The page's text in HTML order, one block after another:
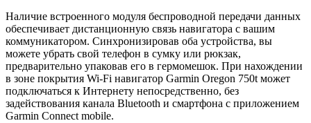
Наличие встроенного модуля беспроводной передачи данных
обеспечивает дистанционную связь навигатора с вашим
коммуникатором. Синхронизировав оба устройства, вы
можете убрать свой телефон в сумку или рюкзак,
предварительно упаковав его в гермомешок. При нахождении
в зоне покрытия Wi-Fi навигатор Garmin Oregon 750t может
подключаться к Интернету непосредственно, без
задействования канала Bluetooth и смартфона с приложением
Garmin Connect mobile.